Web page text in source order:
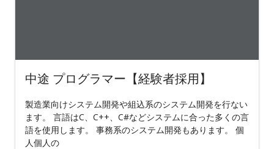
中途 プログラマー【経験者採用】
製造業向けシステム開発や組込系のシステム開発を行ない
ます。 言語はC、C++、C#などシステムに合った多くの言
語を使用します。 事務系のシステム開発もあります。 個
人個人の